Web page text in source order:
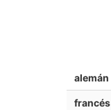
alemán
francés